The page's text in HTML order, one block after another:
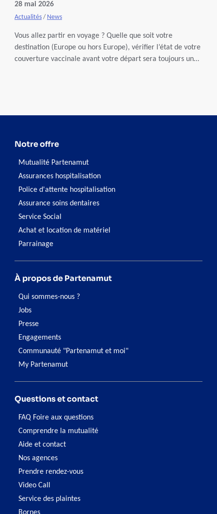
28 mai 2026
Actualités / News
Vous allez partir en voyage ? Quelle que soit votre
destination (Europe ou hors Europe), vérifier l’état de votre
couverture vaccinale avant votre départ sera toujours une
Notre offre
Mutualité Partenamut
Assurances hospitalisation
Police d'attente hospitalisation
Assurance soins dentaires
Service Social
Achat et location de matériel
Parrainage
À propos de Partenamut
Qui sommes-nous ?
Jobs
Presse
Engagements
Communauté "Partenamut et moi"
My Partenamut
Questions et contact
FAQ Foire aux questions
Comprendre la mutualité
Aide et contact
Nos agences
Prendre rendez-vous
Video Call
Service des plaintes